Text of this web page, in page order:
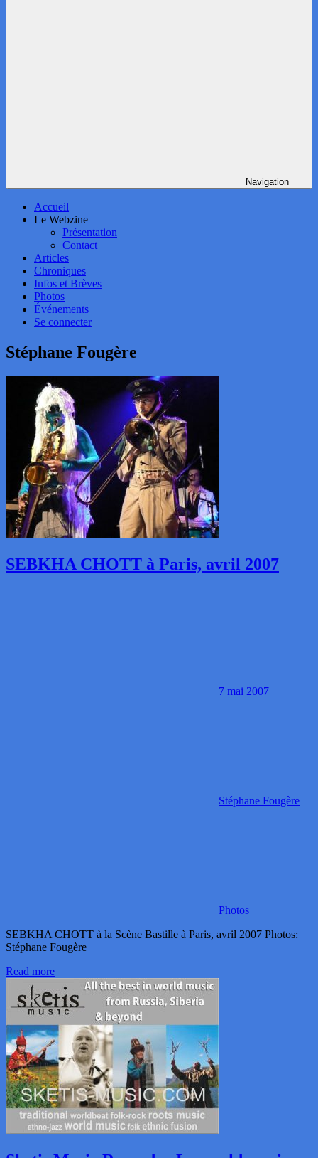
Navigation
Accueil
Le Webzine
Présentation
Contact
Articles
Chroniques
Infos et Brèves
Photos
Événements
Se connecter
Stéphane Fougère
SEBKHA CHOTT à Paris, avril 2007
7 mai 2007
Stéphane Fougère
Photos
SEBKHA CHOTT à la Scène Bastille à Paris, avril 2007 Photos:
Stéphane Fougère
Read more